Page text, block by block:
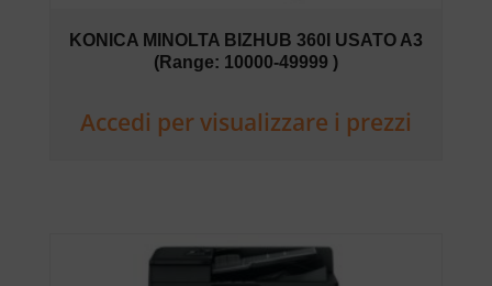
KONICA MINOLTA BIZHUB 360I USATO A3
(Range: 10000-49999 )
Accedi per visualizzare i prezzi